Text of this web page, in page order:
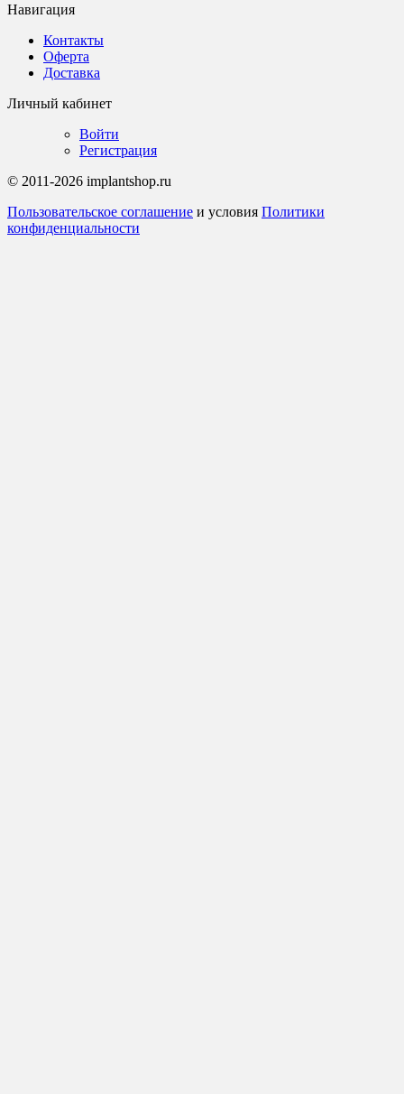
Навигация
Контакты
Оферта
Доставка
Личный кабинет
Войти
Регистрация
© 2011-2026 implantshop.ru
Пользовательское соглашение и условия Политики
конфиденциальности